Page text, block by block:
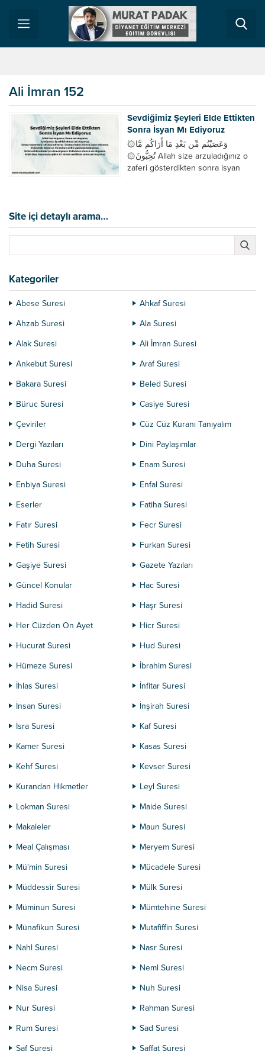
Ali İmran 152
Sevdiğimiz Şeyleri Elde Ettikten
Sonra İsyan Mı Ediyoruz
۞َوَعَصَيْتُم مِّن بَعْدِ مَا أَرَاكُم مَّا
تُحِبُّونَ۞‏ Allah size arzuladığınız o
zaferi gösterdikten sonra isyan
ediyoruz. Duamız kabul olunca
isyan ediyoruz. Evlenmek istiyoruz.
Site içi detaylı arama…
Kategoriler
Abese Suresi
Ahkaf Suresi
Ahzab Suresi
Ala Suresi
Alak Suresi
Ali İmran Suresi
Ankebut Suresi
Araf Suresi
Bakara Suresi
Beled Suresi
Büruc Suresi
Casiye Suresi
Çeviriler
Cüz Cüz Kuranı Tanıyalım
Dergi Yazıları
Dini Paylaşımlar
Duha Suresi
Enam Suresi
Enbiya Suresi
Enfal Suresi
Eserler
Fatiha Suresi
Fatır Suresi
Fecr Suresi
Fetih Suresi
Furkan Suresi
Gaşiye Suresi
Gazete Yazıları
Güncel Konular
Hac Suresi
Hadid Suresi
Haşr Suresi
Her Cüzden On Ayet
Hicr Suresi
Hucurat Suresi
Hud Suresi
Hümeze Suresi
İbrahim Suresi
İhlas Suresi
İnfitar Suresi
İnsan Suresi
İnşirah Suresi
İsra Suresi
Kaf Suresi
Kamer Suresi
Kasas Suresi
Kehf Suresi
Kevser Suresi
Kurandan Hikmetler
Leyl Suresi
Lokman Suresi
Maide Suresi
Makaleler
Maun Suresi
Meal Çalışması
Meryem Suresi
Mü'min Suresi
Mücadele Suresi
Müddessir Suresi
Mülk Suresi
Müminun Suresi
Mümtehine Suresi
Münafikun Suresi
Mutafiffin Suresi
Nahl Suresi
Nasr Suresi
Necm Suresi
Neml Suresi
Nisa Suresi
Nuh Suresi
Nur Suresi
Rahman Suresi
Rum Suresi
Sad Suresi
Saf Suresi
Saffat Suresi